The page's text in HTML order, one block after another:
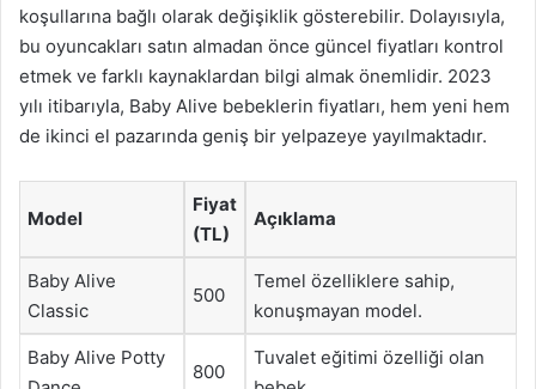
koşullarına bağlı olarak değişiklik gösterebilir. Dolayısıyla,
bu oyuncakları satın almadan önce güncel fiyatları kontrol
etmek ve farklı kaynaklardan bilgi almak önemlidir. 2023
yılı itibarıyla, Baby Alive bebeklerin fiyatları, hem yeni hem
de ikinci el pazarında geniş bir yelpazeye yayılmaktadır.
Model
Fiyat
(TL)
Açıklama
Baby Alive
Classic
500
Temel özelliklere sahip,
konuşmayan model.
Baby Alive Potty
800
Tuvalet eğitimi özelliği olan